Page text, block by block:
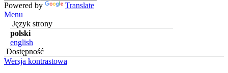
Powered by
Translate
Menu
Język strony
polski
english
Dostępność
Wersja kontrastowa